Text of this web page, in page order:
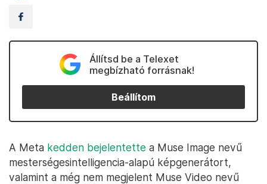
Állítsd be a Telexet
megbízható forrásnak!
Beállítom
A Meta kedden bejelentette a Muse Image nevű
mesterségesintelligencia-alapú képgenerátort,
valamint a még nem megjelent Muse Video nevű